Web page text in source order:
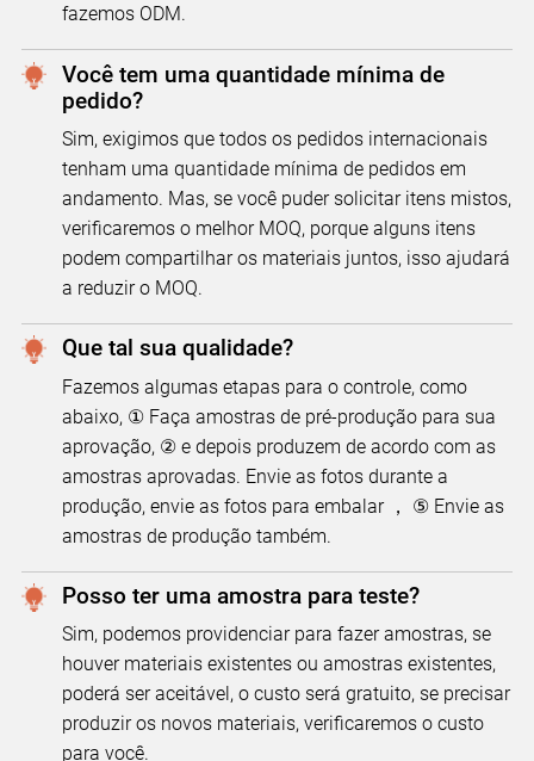
fazemos ODM.
Você tem uma quantidade mínima de
pedido?
Sim, exigimos que todos os pedidos internacionais
tenham uma quantidade mínima de pedidos em
andamento. Mas, se você puder solicitar itens mistos,
verificaremos o melhor MOQ, porque alguns itens
podem compartilhar os materiais juntos, isso ajudará
a reduzir o MOQ.
Que tal sua qualidade?
Fazemos algumas etapas para o controle, como
abaixo, ① Faça amostras de pré-produção para sua
aprovação, ② e depois produzem de acordo com as
amostras aprovadas. Envie as fotos durante a
produção, envie as fotos para embalar ， ⑤ Envie as
amostras de produção também.
Posso ter uma amostra para teste?
Sim, podemos providenciar para fazer amostras, se
houver materiais existentes ou amostras existentes,
poderá ser aceitável, o custo será gratuito, se precisar
produzir os novos materiais, verificaremos o custo
para você.